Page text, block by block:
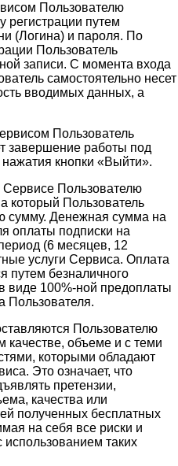
Пользователю
регистрации путем
(Логина) и пароля. По
Пользователь
записи. С момента входа
самостоятельно несет
вводимых данных, а
Пользователь
завершение работы под
кнопки «Выйти».
Сервисе Пользователю
который Пользователь
сумму. Денежная сумма на
оплаты подписки на
(6 месяцев, 12
услуги Сервиса. Оплата
путем безналичного
виде 100%-ной предоплаты
Пользователя.
Пользователю
качестве, объеме и с теми
которыми обладают
Это означает, что
претензии,
качества или
полученных бесплатных
на себя все риски и
использованием таких